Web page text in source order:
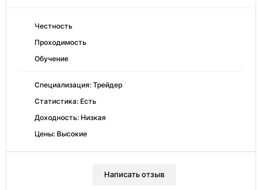
Честность
Проходимость
Обучение
Специализация: Трейдер
Статистика: Есть
Доходность: Низкая
Цены: Высокие
Написать отзыв